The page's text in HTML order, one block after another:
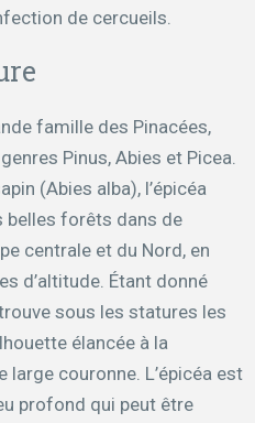
de cercueils.
famille des Pinacées,
Pinus, Abies et Picea.
(Abies alba), l’épicéa
belles forêts dans de
centrale et du Nord, en
d’altitude. Étant donné
sous les statures les
élancée à la
large couronne. L’épicéa est
profond qui peut être